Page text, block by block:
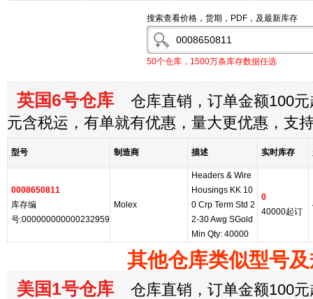
搜索查看价格，货期，PDF，及最新库存
50个仓库，1500万条库存数据任选
英国6号仓库 仓库直销，订单金额100元
元含税运，有单就有优惠，量大更优惠，支
型号 制造商 描述 实时库存
0008650811
库存编
号:000000000000232959
Molex
Headers & Wire
Housings KK 10
0 Crp Term Std 2
2-30 Awg SGold
Min Qty: 40000
0
40000起订
其他仓库类似型号
美国1号仓库 仓库直销，订单金额100元